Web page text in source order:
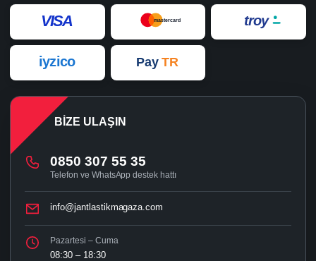
VISA mastercard troy
iyzico Pay TR
BIZE ULAŞIN
0850 307 55 35
Telefon ve WhatsApp destek hattı
info@jantlastikmagaza.com
Pazartesi – Cuma
08:30 – 18:30